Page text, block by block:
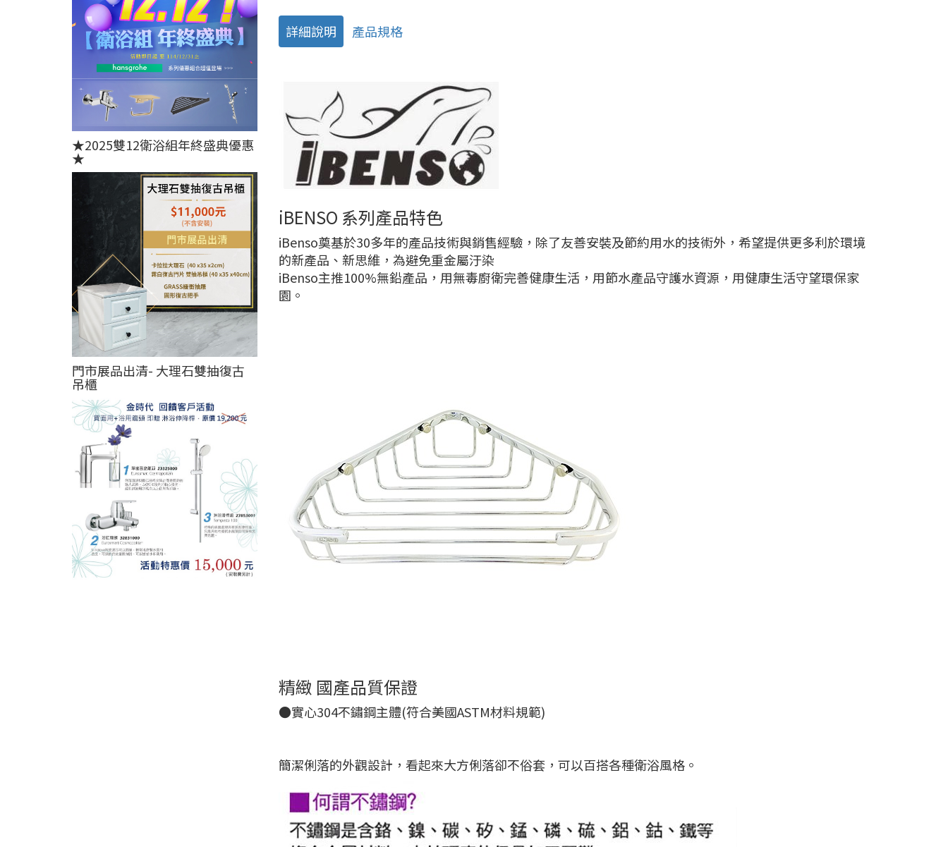
★2025雙12衛浴組年終盛典優惠
★
門市展品出清- 大理石雙抽復古
吊櫃
詳細說明 產品規格
iBENSO 系列產品特色
iBenso奠基於30多年的產品技術與銷售經驗，除了友善安裝及節約用水的技術外，希望提供更多利於環境
的新產品、新思維，為避免重金屬汙染
iBenso主推100%無鉛產品，用無毒廚衛完善健康生活，用節水產品守護水資源，用健康生活守望環保家
園。
精緻 國產品質保證
●實心304不鏽鋼主體(符合美國ASTM材料規範)
簡潔俐落的外觀設計，看起來大方俐落卻不俗套，可以百搭各種衛浴風格。